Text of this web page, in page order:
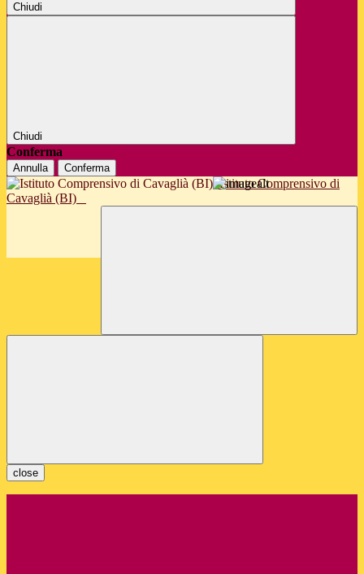
Chiudi
Chiudi
Conferma
Annulla Conferma
Istituto Comprensivo di
Cavaglià (BI)
close